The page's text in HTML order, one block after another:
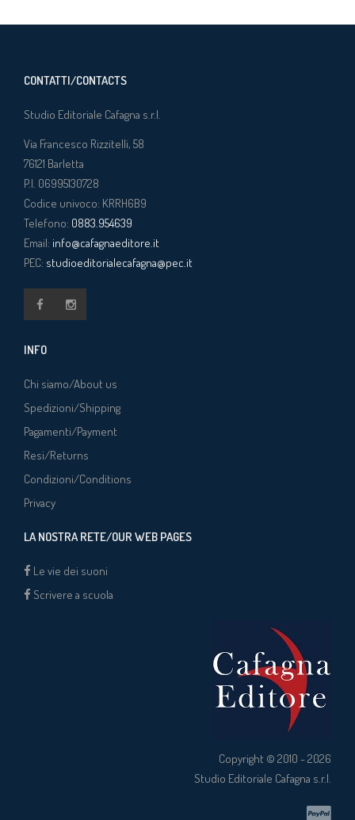
CONTATTI/CONTACTS
Studio Editoriale Cafagna s.r.l.
Via Francesco Rizzitelli, 58
76121 Barletta
P.I. 06995130728
Codice univoco: KRRH6B9
Telefono: 0883.954639
Email: info@cafagnaeditore.it
PEC: studioeditorialecafagna@pec.it
INFO
Chi siamo/About us
Spedizioni/Shipping
Pagamenti/Payment
Resi/Returns
Condizioni/Conditions
Privacy
LA NOSTRA RETE/OUR WEB PAGES
Le vie dei suoni
Scrivere a scuola
Copyright © 2010 - 2026
Studio Editoriale Cafagna s.r.l.